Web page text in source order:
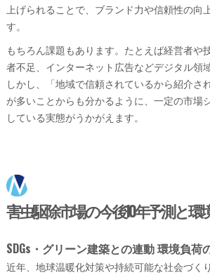
上げられることで、ブランド力や信頼性の向
す。
もちろん課題もあります。たとえば経営者や
者不足、インターネット広告などデジタル領
しかし、「地域で信頼されているから紹介さ
が多いことからも分かるように、一定の市場
している実態がうかがえます。
害虫駆除市場の今後10年予測と環
SDGs・グリーン建築との連動 環境負荷
近年、地球温暖化対策や持続可能な社会づく